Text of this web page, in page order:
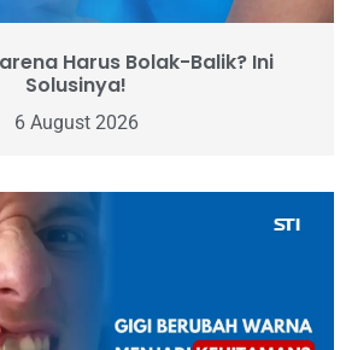
Harus Bolak-Balik? Ini
Solusinya!
6 August 2026